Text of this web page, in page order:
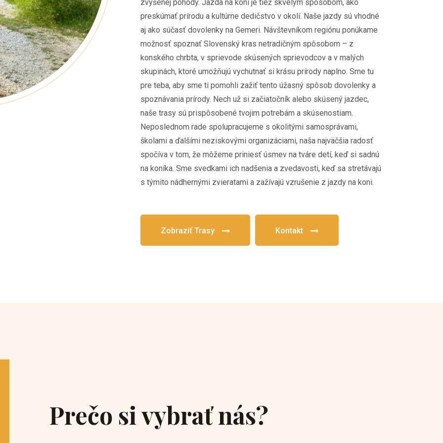
zvýšenej pohody. Jazda na koni je tiež skvelým spôsobom, ako
preskúmať prírodu a kultúrne dedičstvo v okolí. Naše jazdy sú vhodné
aj ako súčasť dovolenky na Gemeri. Návštevníkom regiónu ponúkame
možnosť spoznať Slovenský kras netradičným spôsobom – z
konského chrbta, v sprievode skúsených sprievodcov a v malých
skupinách, ktoré umožňujú vychutnať si krásu prírody naplno. Sme tu
pre teba, aby sme ti pomohli zažiť tento úžasný spôsob dovolenky a
spoznávania prírody. Nech už si začiatočník alebo skúsený jazdec,
naše trasy sú prispôsobené tvojim potrebám a skúsenostiam.
Neposlednom rade spolupracujeme s okolitými samosprávami,
školami a ďalšími neziskovými organizáciami, naša najväčšia radosť
spočíva v tom, že môžeme priniesť úsmev na tváre detí, keď si sadnú
na koníka. Sme svedkami ich nadšenia a zvedavosti, keď sa stretávajú
s týmito nádhernými zvieratami a zažívajú vzrušenie z jazdy na koni.
Zobraziť Trasy Kontakt
Prečo si vybrať nás?